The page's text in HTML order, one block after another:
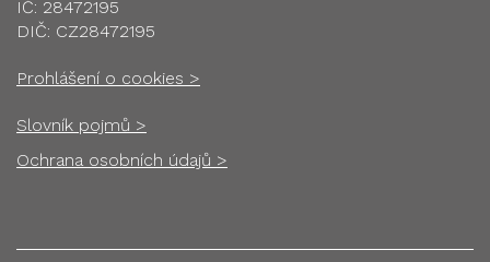
IČ: 28472195
DIČ: CZ28472195
Prohlášení o cookies >
Slovník pojmů >
Ochrana osobních údajů >